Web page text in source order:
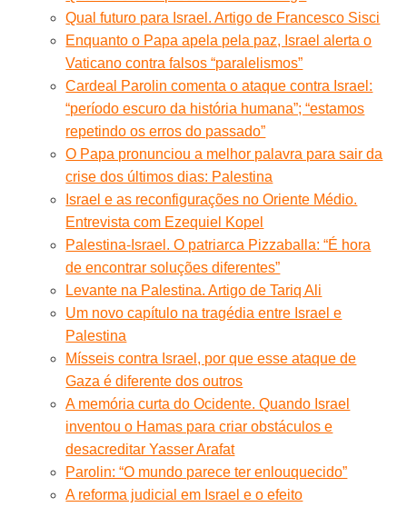
Qual futuro para Israel. Artigo de Francesco Sisci
Enquanto o Papa apela pela paz, Israel alerta o
Vaticano contra falsos “paralelismos”
Cardeal Parolin comenta o ataque contra Israel:
“período escuro da história humana”; “estamos
repetindo os erros do passado”
O Papa pronunciou a melhor palavra para sair da
crise dos últimos dias: Palestina
Israel e as reconfigurações no Oriente Médio.
Entrevista com Ezequiel Kopel
Palestina-Israel. O patriarca Pizzaballa: “É hora
de encontrar soluções diferentes”
Levante na Palestina. Artigo de Tariq Ali
Um novo capítulo na tragédia entre Israel e
Palestina
Mísseis contra Israel, por que esse ataque de
Gaza é diferente dos outros
A memória curta do Ocidente. Quando Israel
inventou o Hamas para criar obstáculos e
desacreditar Yasser Arafat
Parolin: “O mundo parece ter enlouquecido”
A reforma judicial em Israel e o efeito